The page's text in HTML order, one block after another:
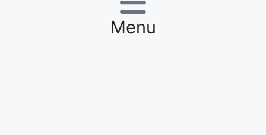
Menu